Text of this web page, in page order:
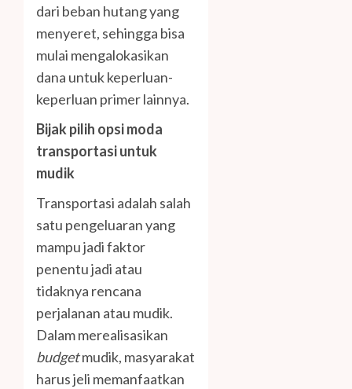
dari beban hutang yang
menyeret, sehingga bisa
mulai mengalokasikan
dana untuk keperluan-
keperluan primer lainnya.
Bijak pilih opsi moda
transportasi untuk
mudik
Transportasi adalah salah
satu pengeluaran yang
mampu jadi faktor
penentu jadi atau
tidaknya rencana
perjalanan atau mudik.
Dalam merealisasikan
budgetmudik, masyarakat
harus jeli memanfaatkan